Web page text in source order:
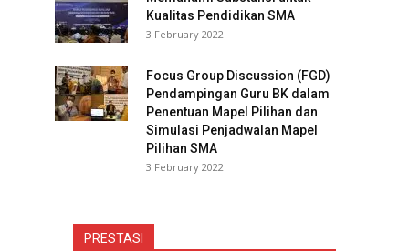
Kualitas Pendidikan SMA
3 February 2022
Focus Group Discussion (FGD)
Pendampingan Guru BK dalam
Penentuan Mapel Pilihan dan
Simulasi Penjadwalan Mapel
Pilihan SMA
3 February 2022
PRESTASI